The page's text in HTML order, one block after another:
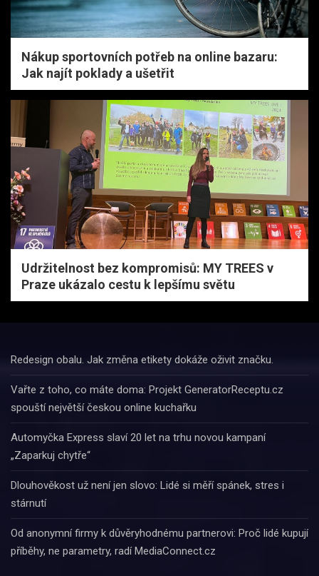
Nákup sportovních potřeb na online bazaru:
Jak najít poklady a ušetřit
Udržitelnost bez kompromisů: MY TREES v
Praze ukázalo cestu k lepšímu světu
Redesign obalu. Jak změna etikety dokáže oživit značku.
Vařte z toho, co máte doma: Projekt GeneratorReceptu.cz
spouští největší českou online kuchařku
Automyčka Express slaví 20 let na trhu novou kampaní
„Zaparkuj chytře“
Dlouhověkost už není jen slovo: Lidé si měří spánek, stres i
stárnutí
Od anonymní firmy k důvěryhodnému partnerovi: Proč lidé kupují
příběhy, ne parametry, radí MediaConnect.cz